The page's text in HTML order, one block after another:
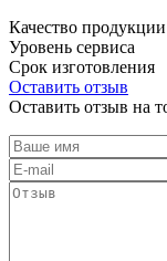
Качество продукции
Уровень сервиса
Срок изготовления
Оставить отзыв
Оставить отзыв на